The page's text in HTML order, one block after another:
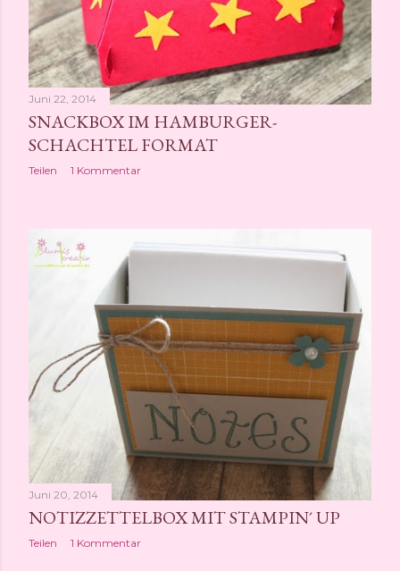
Juni 22, 2014
SNACKBOX IM HAMBURGER-
SCHACHTEL FORMAT
Teilen 1 Kommentar
Juni 20, 2014
NOTIZZETTELBOX MIT STAMPIN´ UP
Teilen 1 Kommentar